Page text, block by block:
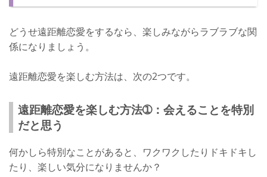
どうせ遠距離恋愛をするなら、楽しみながらラブラブな関
係になりましょう。
遠距離恋愛を楽しむ方法は、次の2つです。
遠距離恋愛を楽しむ方法➀：会えることを特別
だと思う
何かしら特別なことがあると、ワクワクしたりドキドキし
たり、楽しい気分になりませんか？